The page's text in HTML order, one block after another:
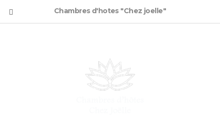
Chambres d'hotes "Chez joelle"